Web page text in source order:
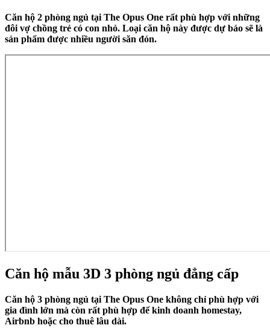
Căn hộ 2 phòng ngủ tại The Opus One rất phù hợp với những
đôi vợ chồng trẻ có con nhỏ. Loại căn hộ này được dự báo sẽ là
sản phẩm được nhiều người săn đón.
Căn hộ mẫu 3D 3 phòng ngủ đẳng cấp
Căn hộ 3 phòng ngủ tại The Opus One không chỉ phù hợp với
gia đình lớn mà còn rất phù hợp để kinh doanh homestay,
Airbnb hoặc cho thuê lâu dài.